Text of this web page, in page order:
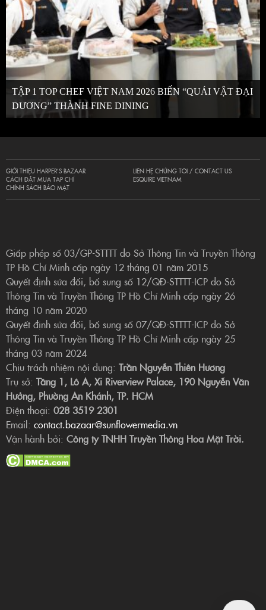
TẬP 1 TOP CHEF VIỆT NAM 2026 BIẾN “QUÁI VẬT ĐẠI
DƯƠNG” THÀNH FINE DINING
GIỚI THIỆU HARPER’S BAZAAR
CÁCH ĐẶT MUA TẠP CHÍ
CHÍNH SÁCH BẢO MẬT
LIÊN HỆ CHÚNG TÔI / CONTACT US
ESQUIRE VIETNAM
Giấp phép số 03/GP-STTTT do Sở Thông Tin và Truyền Thông
TP Hồ Chí Minh cấp ngày 12 tháng 01 năm 2015
Quyết định sửa đổi, bổ sung số 12/QĐ-STTTT-ICP do Sở
Thông Tin và Truyền Thông TP Hồ Chí Minh cấp ngày 26
tháng 10 năm 2020
Quyết định sửa đổi, bổ sung số 07/QĐ-STTTT-ICP do Sở
Thông Tin và Truyền Thông TP Hồ Chí Minh cấp ngày 25
tháng 03 năm 2024
Chịu trách nhiệm nội dung: Trần Nguyễn Thiên Hương
Trụ sở: Tầng 1, Lô A, Xi Riverview Palace, 190 Nguyễn Văn
Hưởng, Phường An Khánh, TP. HCM
Điện thoại: 028 3519 2301
Email: contact.bazaar@sunflowermedia.vn
Vận hành bởi: Công ty TNHH Truyền Thông Hoa Mặt Trời.